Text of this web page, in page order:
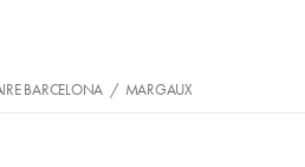
BARCELONA / MARGAUX